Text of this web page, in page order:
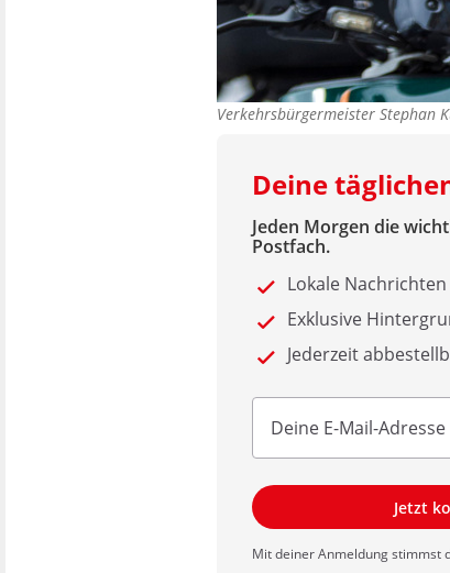
Verkehrsbürgermeister Stephan
Deine
Jeden Morgen die
Postfach.
Lokale
Exklusive
Jederzeit
Jetzt
Mit deiner Anmeldung stimmst